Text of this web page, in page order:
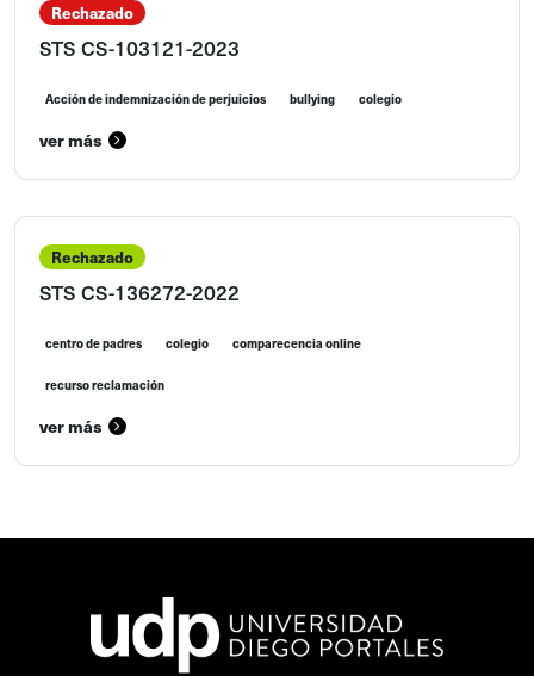
Rechazado
STS CS-103121-2023
Acción de indemnización de perjuicios bullying colegio
ver más
Rechazado
STS CS-136272-2022
centro de padres colegio comparecencia online
recurso reclamación
ver más